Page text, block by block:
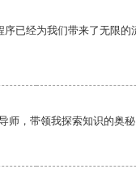
序已经为我们带来了无限的
师，带领我探索知识的奥秘